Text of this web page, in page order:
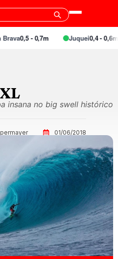
0,5 - 0,7m Juquei0,4 - 0,6m
insana no big swell histórico
01/06/2018